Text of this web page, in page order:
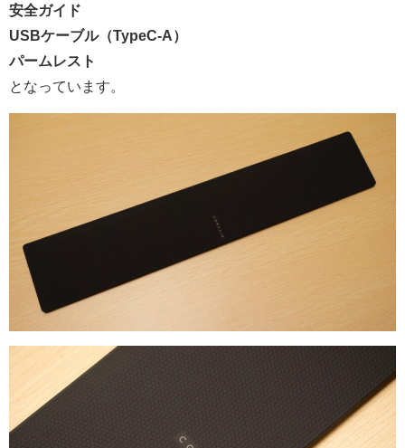
安全ガイド
USBケーブル（TypeC-A）
パームレスト
となっています。